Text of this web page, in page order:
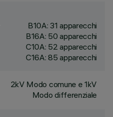
B10A: 31 apparecchi
B16A: 50 apparecchi
C10A: 52 apparecchi
C16A: 85 apparecchi
2kV Modo comune e 1kV
Modo differenziale